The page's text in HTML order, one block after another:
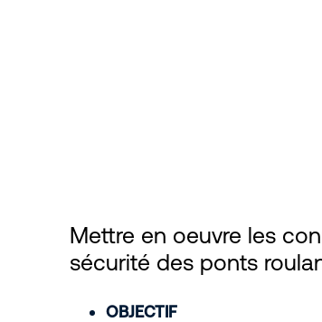
Mettre en oeuvre les
sécurité des ponts
OBJECTIF